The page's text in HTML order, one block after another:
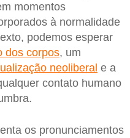
momentos
à normalidade
podemos esperar
dos corpos, um
neoliberal e a
contato humano
os pronunciamentos